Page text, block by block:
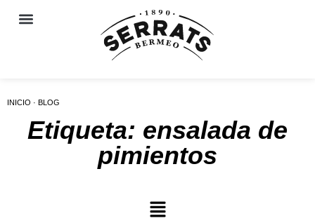
INICIO · BLOG
Etiqueta: ensalada de
pimientos